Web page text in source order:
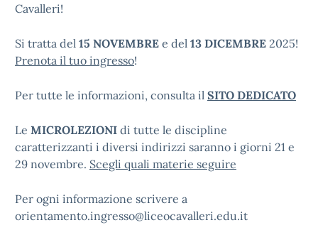
Cavalleri!
Si tratta del 15 NOVEMBRE e del 13 DICEMBRE 2025!
Prenota il tuo ingresso!
Per tutte le informazioni, consulta il SITO DEDICATO
Le MICROLEZIONI di tutte le discipline
caratterizzanti i diversi indirizzi saranno i giorni 21 e
29 novembre. Scegli quali materie seguire
Per ogni informazione scrivere a
orientamento.ingresso@liceocavalleri.edu.it